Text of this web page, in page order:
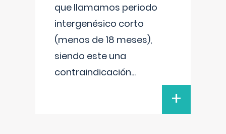
que llamamos periodo
intergenésico corto
(menos de 18 meses),
siendo este una
contraindicación...
+